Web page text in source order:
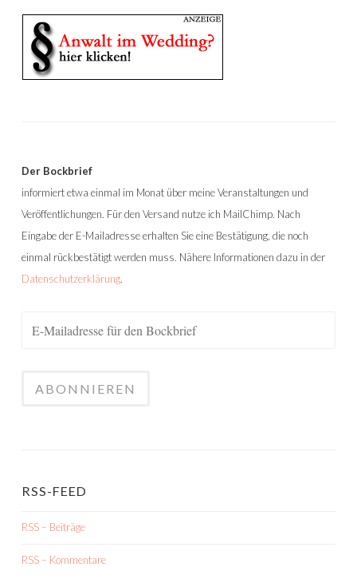
Der Bockbrief
informiert etwa einmal im Monat über meine Veranstaltungen und
Veröffentlichungen. Für den Versand nutze ich MailChimp. Nach
Eingabe der E-Mailadresse erhalten Sie eine Bestätigung, die noch
einmal rückbestätigt werden muss. Nähere Informationen dazu in der
Datenschutzerklärung.
RSS-FEED
RSS – Beiträge
RSS – Kommentare